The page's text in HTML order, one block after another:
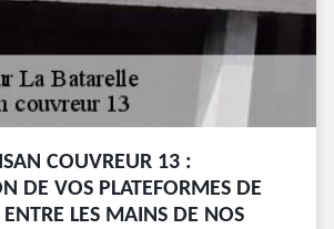
COUVREUR 13 :
DE VOS PLATEFORMES DE
LES MAINS DE NOS